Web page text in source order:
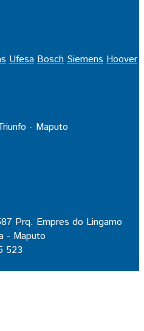
Ufesa Bosch Siemens Hoover
- Maputo
Prq. Empres do Lingamo
- Maputo
523